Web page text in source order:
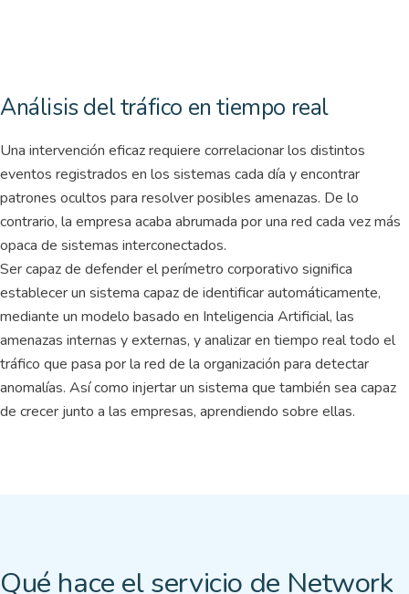
Análisis del tráfico en tiempo real
Una intervención eficaz requiere correlacionar los distintos
eventos registrados en los sistemas cada día y encontrar
patrones ocultos para resolver posibles amenazas. De lo
contrario, la empresa acaba abrumada por una red cada vez más
opaca de sistemas interconectados.
Ser capaz de defender el perímetro corporativo significa
establecer un sistema capaz de identificar automáticamente,
mediante un modelo basado en Inteligencia Artificial, las
amenazas internas y externas, y analizar en tiempo real todo el
tráfico que pasa por la red de la organización para detectar
anomalías. Así como injertar un sistema que también sea capaz
de crecer junto a las empresas, aprendiendo sobre ellas.
Qué hace el servicio de Network